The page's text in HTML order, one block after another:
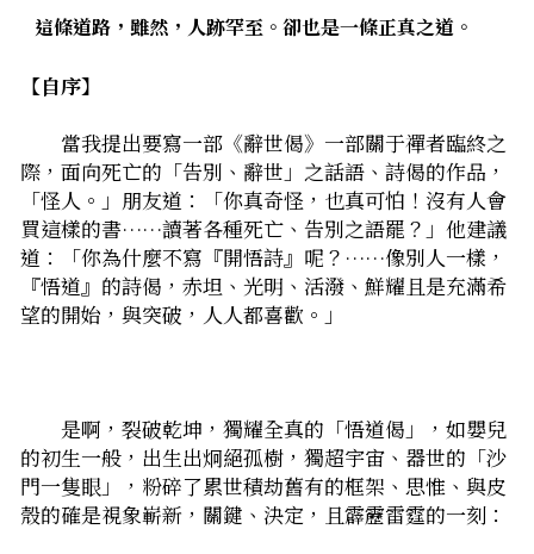
――這條道路，雖然，人跡罕至。卻也是一條正真之道。
【自序】
當我提出要寫一部《辭世偈》――一部關于禪者臨終之
際，面向死亡的「告別、辭世」之話語、詩偈的作品，
「怪人。」朋友道：「你真奇怪，也真可怕！沒有人會
買這樣的書……讀著各種死亡、告別之語罷？」他建議
道：「你為什麼不寫『開悟詩』呢？……像別人一樣，
『悟道』的詩偈，赤坦、光明、活潑、鮮耀――且是充滿希
望的開始，與突破，人人都喜歡。」
是啊，裂破乾坤，獨耀全真的「悟道偈」，如嬰兒
的初生一般，出生出炯絕孤樹，獨超宇宙、器世的「沙
門一隻眼」，粉碎了累世積劫舊有的框架、思惟、與皮
殼――的確是視象嶄新，關鍵、決定，且霹靂雷霆的一刻：
華嚴智海—《道德經》有聲書五期
華嚴智海─《勝鬘經》有聲書